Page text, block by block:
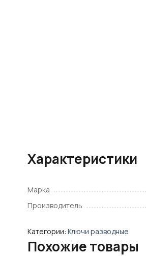
Характеристики
Марка
Производитель
Категории: Ключи разводные
Похожие товары